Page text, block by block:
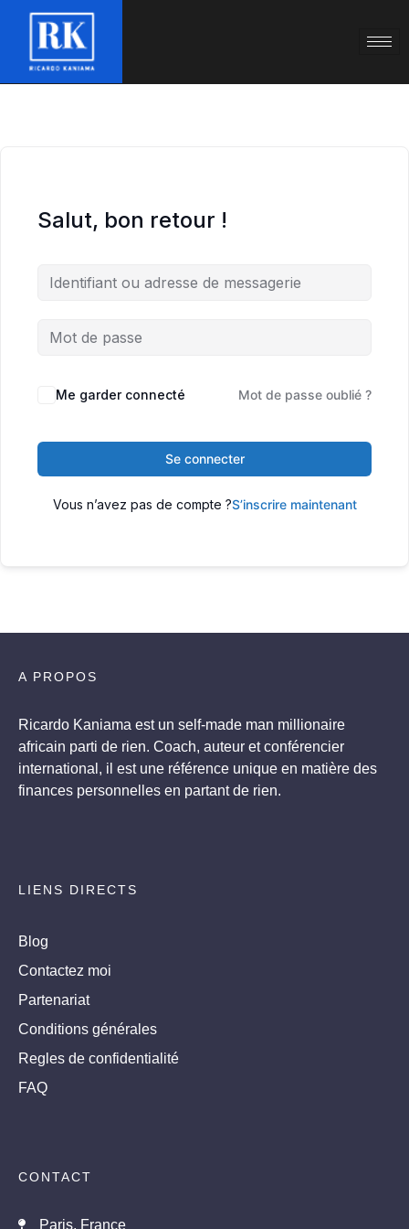
Salut, bon retour !
Me garder connecté Mot de passe oublié ?
Se connecter
Vous n’avez pas de compte ?S’inscrire maintenant
A PROPOS
Ricardo Kaniama est un self-made man millionaire
africain parti de rien. Coach, auteur et conférencier
international, il est une référence unique en matière des
finances personnelles en partant de rien.
LIENS DIRECTS
Blog
Contactez moi
Partenariat
Conditions générales
Regles de confidentialité
FAQ
CONTACT
Paris, France